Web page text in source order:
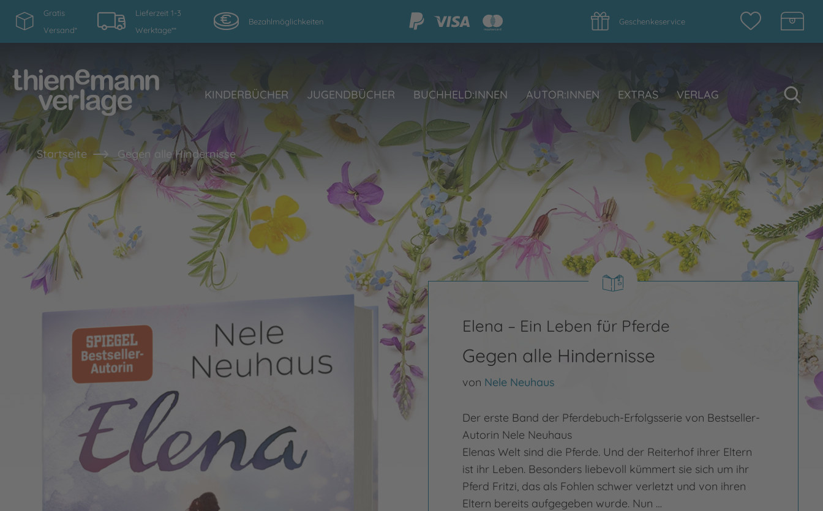
Gratis
Versand*
Lieferzeit 1-3
Werktage**
Bezahlmöglichkeiten Geschenkeservice
KINDERBÜCHER JUGENDBÜCHER BUCHHELD:INNEN AUTOR:INNEN EXTRAS VERLAG
Startseite Gegen alle Hindernisse
Elena – Ein Leben für Pferde
Gegen alle Hindernisse
von Nele Neuhaus
Der erste Band der Pferdebuch-Erfolgsserie von Bestseller-
Autorin Nele Neuhaus
Elenas Welt sind die Pferde. Und der Reiterhof ihrer Eltern
ist ihr Leben. Besonders liebevoll kümmert sie sich um ihr
Pferd Fritzi, das als Fohlen schwer verletzt und von ihren
Eltern bereits aufgegeben wurde. Nun …